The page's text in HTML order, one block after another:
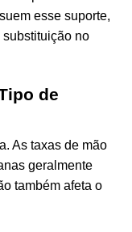
esse suporte,
substituição no
de
As taxas de mão
geralmente
também afeta o